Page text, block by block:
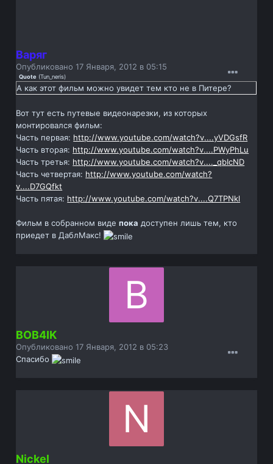
Варяг
Опубликовано17 Января, 2012 в 05:15
Quote (Tun_neris)
А как этот фильм можно увидет тем кто не в Питере?
Вот тут есть путевые видеонарезки, из которых
монтировался фильм:
Часть первая: http://www.youtube.com/watch?v....yVDGsfR
Часть вторая: http://www.youtube.com/watch?v....PWyPhLu
Часть третья: http://www.youtube.com/watch?v...._qbIcND
Часть четвертая: http://www.youtube.com/watch?
v....D7GQfkt
Часть пятая: http://www.youtube.com/watch?v....Q7TPNkl
Фильм в собранном видепока доступен лишь тем, кто
приедет в ДаблМакс!
BOB4IK
Опубликовано17 Января, 2012 в 05:23
Спасибо
Nickel